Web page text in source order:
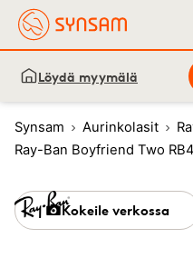
Löydä myymälä
Synsam Aurinkolasit
Ray-Ban Boyfriend Two
Kokeile verkossa